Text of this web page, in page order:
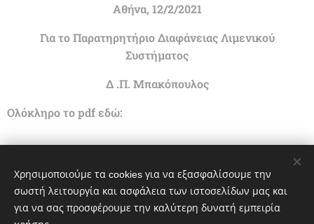
Αθήνα, 12/2/2021
Για το Παρατηρητήριο Διαφάνειας Λιμενικού
Συστήματος
Δ .Π. Μπακόπουλος
Ολόκληρο το pdf εδώ:
Share
Χρησιμοποιούμε τα cookies για να εξασφαλίσουμε την
σωστή λειτουργία και ασφάλεια των ιστοσελίδων μας και
για να σας προσφέρουμε την καλύτερη δυνατή εμπειρία